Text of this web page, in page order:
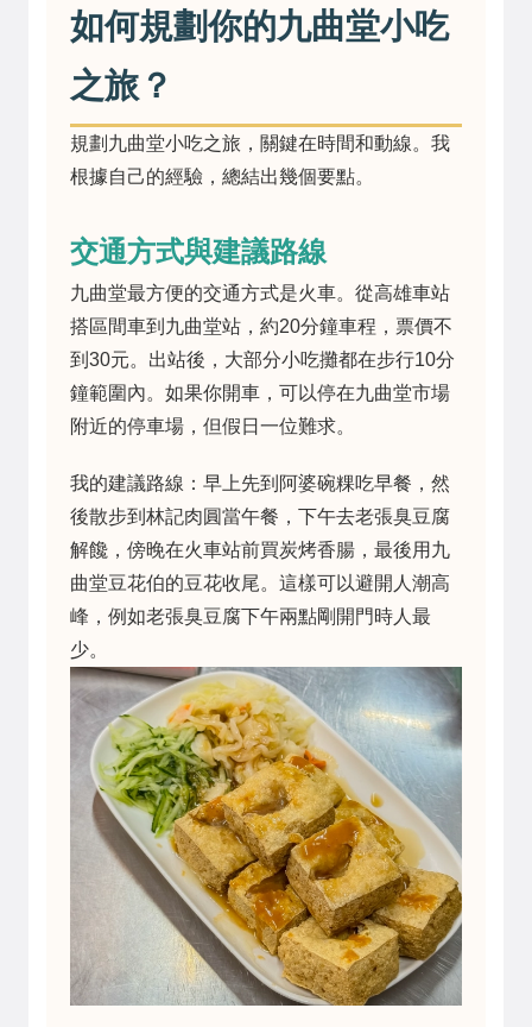
如何規劃你的九曲堂小吃
之旅？
規劃九曲堂小吃之旅，關鍵在時間和動線。我
根據自己的經驗，總結出幾個要點。
交通方式與建議路線
九曲堂最方便的交通方式是火車。從高雄車站
搭區間車到九曲堂站，約20分鐘車程，票價不
到30元。出站後，大部分小吃攤都在步行10分
鐘範圍內。如果你開車，可以停在九曲堂市場
附近的停車場，但假日一位難求。
我的建議路線：早上先到阿婆碗粿吃早餐，然
後散步到林記肉圓當午餐，下午去老張臭豆腐
解饞，傍晚在火車站前買炭烤香腸，最後用九
曲堂豆花伯的豆花收尾。這樣可以避開人潮高
峰，例如老張臭豆腐下午兩點剛開門時人最
少。